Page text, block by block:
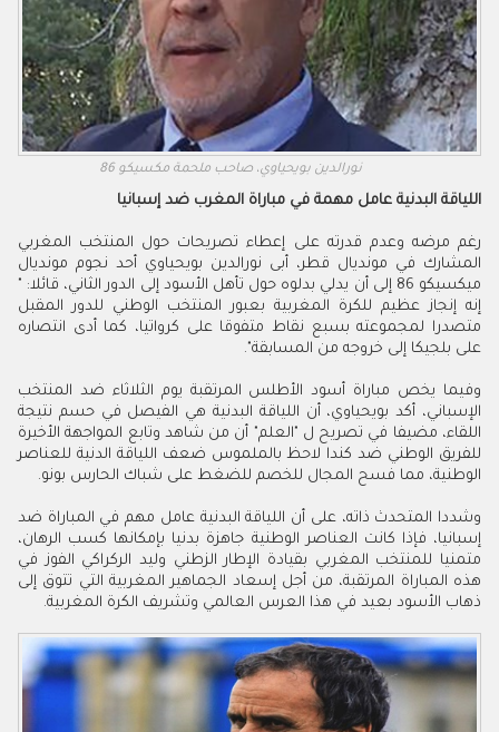
نورالدين بويحياوي، صاحب ملحمة مكسيكو 86
اللياقة البدنية عامل مهمة في مباراة المغرب ضد إسبانيا
رغم مرضه وعدم قدرته على إعطاء تصريحات حول المنتخب المغربي
المشارك في مونديال قطر، أبى نورالدين بويحياوي أحد نجوم مونديال
ميكسيكو 86 إلى أن يدلي بدلوه حول تأهل الأسود إلى الدور الثاني، قائلا: "
إنه إنجاز عظيم للكرة المغربية بعبور المنتخب الوطني للدور المقبل
متصدرا لمجموعته بسبع نقاط متفوقا على كرواتيا، كما أدى انتصاره
على بلجيكا إلى خروجه من المسابقة".
وفيما يخص مباراة أسود الأطلس المرتقبة يوم الثلاثاء ضد المنتخب
الإسباني، أكد بويحياوي، أن اللياقة البدنية هي الفيصل في حسم نتيجة
اللقاء، مضيفا في تصريح ل "العلم" أن من شاهد وتابع المواجهة الأخيرة
للفريق الوطني ضد كندا لاحظ بالملموس ضعف اللياقة الدنية للعناصر
الوطنية، مما فسح المجال للخصم للضغط على شباك الحارس بونو.
وشددا المتحدث ذاته، على أن اللياقة البدنية عامل مهم في المباراة ضد
إسبانيا، فإذا كانت العناصر الوطنية جاهزة بدنيا بإمكانها كسب الرهان،
متمنيا للمنتخب المغربي بقيادة الإطار الزطني وليد الركراكي الفوز في
هذه المباراة المرتقبة، من أجل إسعاد الجماهير المغربية التي تتوق إلى
ذهاب الأسود بعيد في هذا العرس العالمي وتشريف الكرة المغربية.